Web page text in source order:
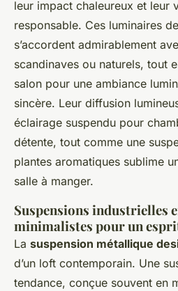
leur impact chaleureux et leur
responsable. Ces luminaires
s’accordent admirablement
scandinaves ou naturels, tout
salon pour une ambiance
sincère. Leur diffusion
éclairage suspendu pour
détente, tout comme une
plantes aromatiques sublime
salle à manger.
Suspensions industrielles
minimalistes pour un
La suspension métallique
d’un loft contemporain. Une
tendance, conçue souvent en